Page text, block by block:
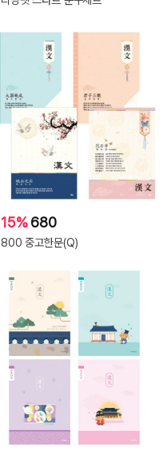
15%680
800 중고한문(Q)